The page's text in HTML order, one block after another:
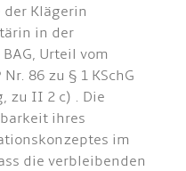
der Klägerin
in der
Urteil vom
86 zu § 1 KSchG
zu II 2 c) . Die
ihres
im
die verbleibenden